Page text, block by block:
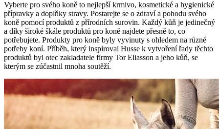
Vyberte pro svého koně to nejlepší krmivo, kosmetické a hygienické
přípravky a doplňky stravy. Postarejte se o zdraví a pohodu svého
koně pomocí produktů z přírodních surovin. Každý kůň je jedinečný
a díky široké škále produktů pro koně najdete přesně to, co
potřebujete. Produkty pro koně byly vyvinuty s ohledem na různé
potřeby koní. Příběh, který inspiroval Husse k vytvoření řady těchto
produktů byl otec zakladatele firmy Tor Eliasson a jeho kůň, se
kterým se zúčastnil mnoha soutěží.